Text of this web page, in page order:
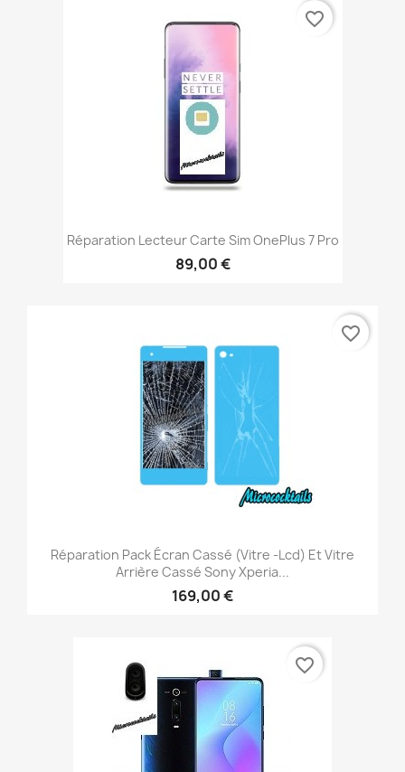
Réparation Lecteur Carte Sim OnePlus 7 Pro
89,00 €
favorite_border
Réparation Pack Écran Cassé (vitre -lcd) Et Vitre
Arrière Cassé Sony Xperia...
169,00 €
favorite_border
favorite_border